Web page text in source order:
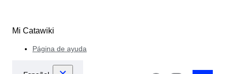
Mi Catawiki
Página de ayuda